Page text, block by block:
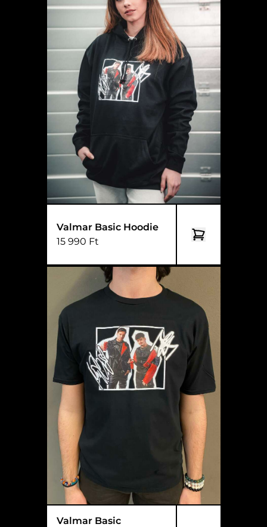
Valmar Basic Hoodie
15 990 Ft
Valmar Basic